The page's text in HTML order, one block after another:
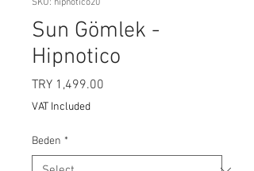
Sun Gömlek -
Hipnotico
TRY 1,499.00
VAT Included
Beden *